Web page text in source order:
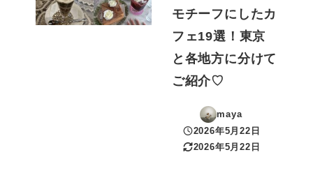
モチーフにしたカ
フェ19選！東京
と各地方に分けて
ご紹介♡
maya
投稿日
2026年5月22日
更新日
2026年5月22日